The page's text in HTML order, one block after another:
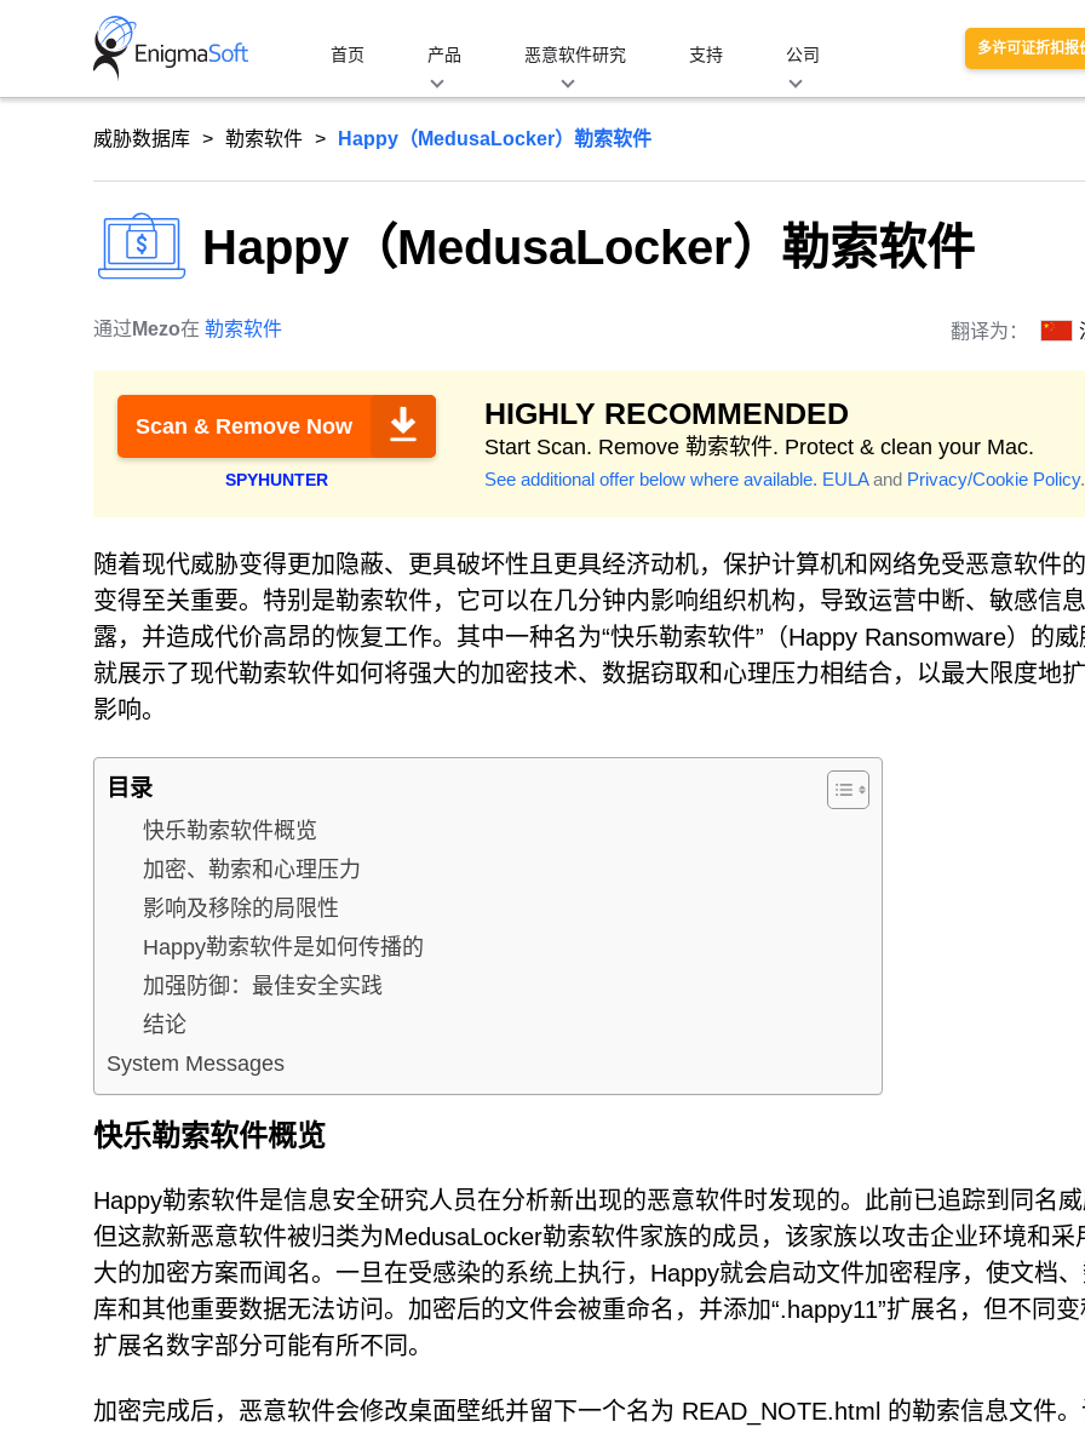
首页 产品 恶意软件研究 支持 公司 多许可证折扣报
威胁数据库 勒索软件 Happy（MedusaLocker）勒索软件
Happy（MedusaLocker）勒索软件
通过 Mezo在 勒索软件 翻译为：
Scan & Remove Now
SPYHUNTER
HIGHLY RECOMMENDED
Start Scan. Remove 勒索软件. Protect & clean your Mac.
See additional offer below where available. EULAand Privacy/Cookie Policy.
随着现代威胁变得更加隐蔽、更具破坏性且更具经济动机，保护计算机和网络免受恶意软件
变得至关重要。特别是勒索软件，它可以在几分钟内影响组织机构，导致运营中断、敏感信
露，并造成代价高昂的恢复工作。其中一种名为“快乐勒索软件”（Happy Ransomware）的威
就展示了现代勒索软件如何将强大的加密技术、数据窃取和心理压力相结合，以最大限度地
影响。
目录
快乐勒索软件概览
加密、勒索和心理压力
影响及移除的局限性
Happy勒索软件是如何传播的
加强防御：最佳安全实践
结论
System Messages
快乐勒索软件概览
Happy勒索软件是信息安全研究人员在分析新出现的恶意软件时发现的。此前已追踪到同名威
但这款新恶意软件被归类为MedusaLocker勒索软件家族的成员，该家族以攻击企业环境和采
大的加密方案而闻名。一旦在受感染的系统上执行，Happy就会启动文件加密程序，使文档
库和其他重要数据无法访问。加密后的文件会被重命名，并添加“.happy11”扩展名，但不同变
扩展名数字部分可能有所不同。
加密完成后，恶意软件会修改桌面壁纸并留下一个名为 READ_NOTE.html 的勒索信息文件